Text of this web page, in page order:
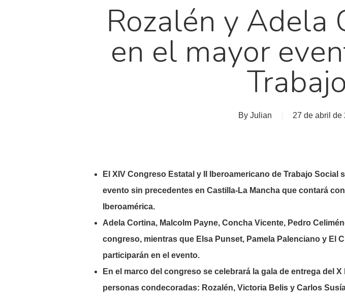
Rozalén y Adela
en el mayor
By Julian 27 de abril de
El XIV Congreso Estatal y II Iberoamericano de Trabajo Social
evento sin precedentes en Castilla-La Mancha que contará
Iberoamérica.
Adela Cortina, Malcolm Payne, Concha Vicente, Pedro
congreso, mientras que Elsa Punset, Pamela Palenciano y
participarán en el evento.
En el marco del congreso se celebrará la gala de entrega del
personas condecoradas: Rozalén, Victoria Belis y Carlos